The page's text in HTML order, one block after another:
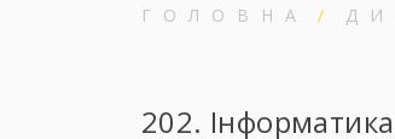
ГОЛОВНА
202.